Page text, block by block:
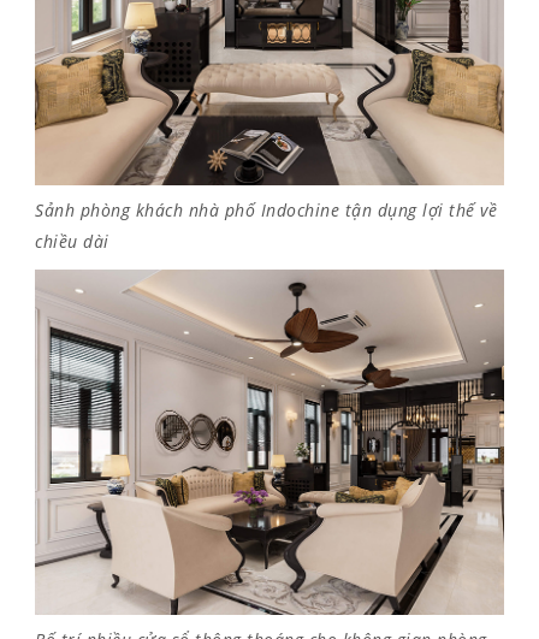
Sảnh phòng khách nhà phố Indochine tận dụng lợi thế về
chiều dài